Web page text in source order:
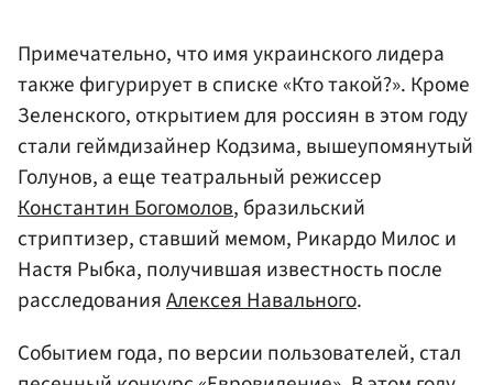
Примечательно, что имя украинского лидера
также фигурирует в списке «Кто такой?». Кроме
Зеленского, открытием для россиян в этом году
стали геймдизайнер Кодзима, вышеупомянутый
Голунов, а еще театральный режиссер
Константин Богомолов, бразильский
стриптизер, ставший мемом, Рикардо Милос и
Настя Рыбка, получившая известность после
расследованияАлексея Навального.
Событием года, по версии пользователей, стал